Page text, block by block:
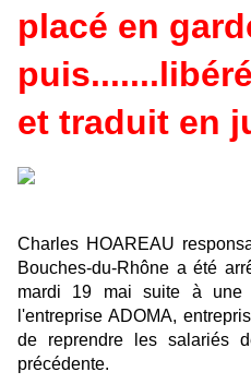
placé en
puis.......libéré
et traduit en
Charles HOAREAU
Bouches-du-Rhône a été
mardi 19 mai suite à
l'entreprise ADOMA,
de reprendre les salariés
précédente.